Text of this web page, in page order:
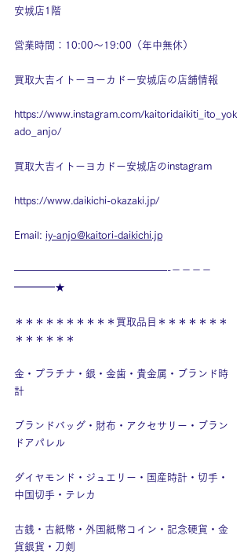
安城店1階
営業時間：10:00～19:00（年中無休）
買取大吉イトーヨーカドー安城店の店舗情報
https://www.instagram.com/kaitoridaikiti_ito_yok
ado_anjo/
買取大吉イトーヨカドー安城店のinstagram
https://www.daikichi-okazaki.jp/
Email: iy-anjo@kaitori-daikichi.jp
———————————————-－－－－
━━━━★
＊＊＊＊＊＊＊＊＊＊買取品目＊＊＊＊＊＊＊
＊＊＊＊＊＊
金・プラチナ・銀・金歯・貴金属・ブランド時
計
ブランドバッグ・財布・アクセサリー・ブラン
ドアパレル
ダイヤモンド・ジュエリー・国産時計・切手・
中国切手・テレカ
古銭・古紙幣・外国紙幣コイン・記念硬貨・金
貨銀貨・刀剣